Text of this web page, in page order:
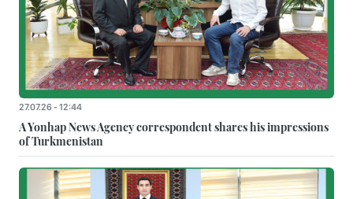
27.07.26 - 12:44
A Yonhap News Agency correspondent shares his impressions
of Turkmenistan